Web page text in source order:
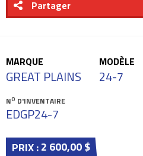
Partager
MARQUE
GREAT PLAINS
MODÈLE
24-7
NO D'INVENTAIRE
EDGP24-7
PRIX :2 600,00 $